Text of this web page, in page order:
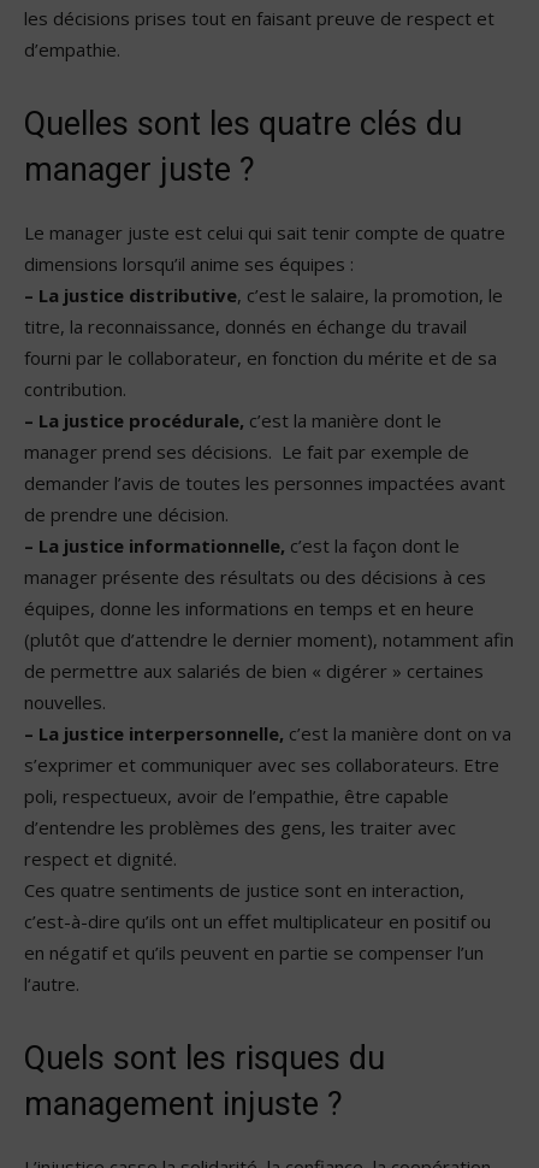
les décisions prises tout en faisant preuve de respect et
d’empathie.
Quelles sont les quatre clés du
manager juste ?
Le manager juste est celui qui sait tenir compte de quatre
dimensions lorsqu’il anime ses équipes :
– La justice distributive, c’est le salaire, la promotion, le
titre, la reconnaissance, donnés en échange du travail
fourni par le collaborateur, en fonction du mérite et de sa
contribution.
– La justice procédurale, c’est la manière dont le
manager prend ses décisions. Le fait par exemple de
demander l’avis de toutes les personnes impactées avant
de prendre une décision.
– La justice informationnelle, c’est la façon dont le
manager présente des résultats ou des décisions à ces
équipes, donne les informations en temps et en heure
(plutôt que d’attendre le dernier moment), notamment afin
de permettre aux salariés de bien « digérer » certaines
nouvelles.
– La justice interpersonnelle, c’est la manière dont on va
s’exprimer et communiquer avec ses collaborateurs. Etre
poli, respectueux, avoir de l’empathie, être capable
d’entendre les problèmes des gens, les traiter avec
respect et dignité.
Ces quatre sentiments de justice sont en interaction,
c’est-à-dire qu’ils ont un effet multiplicateur en positif ou
en négatif et qu’ils peuvent en partie se compenser l’un
l‘autre.
Quels sont les risques du
management injuste ?